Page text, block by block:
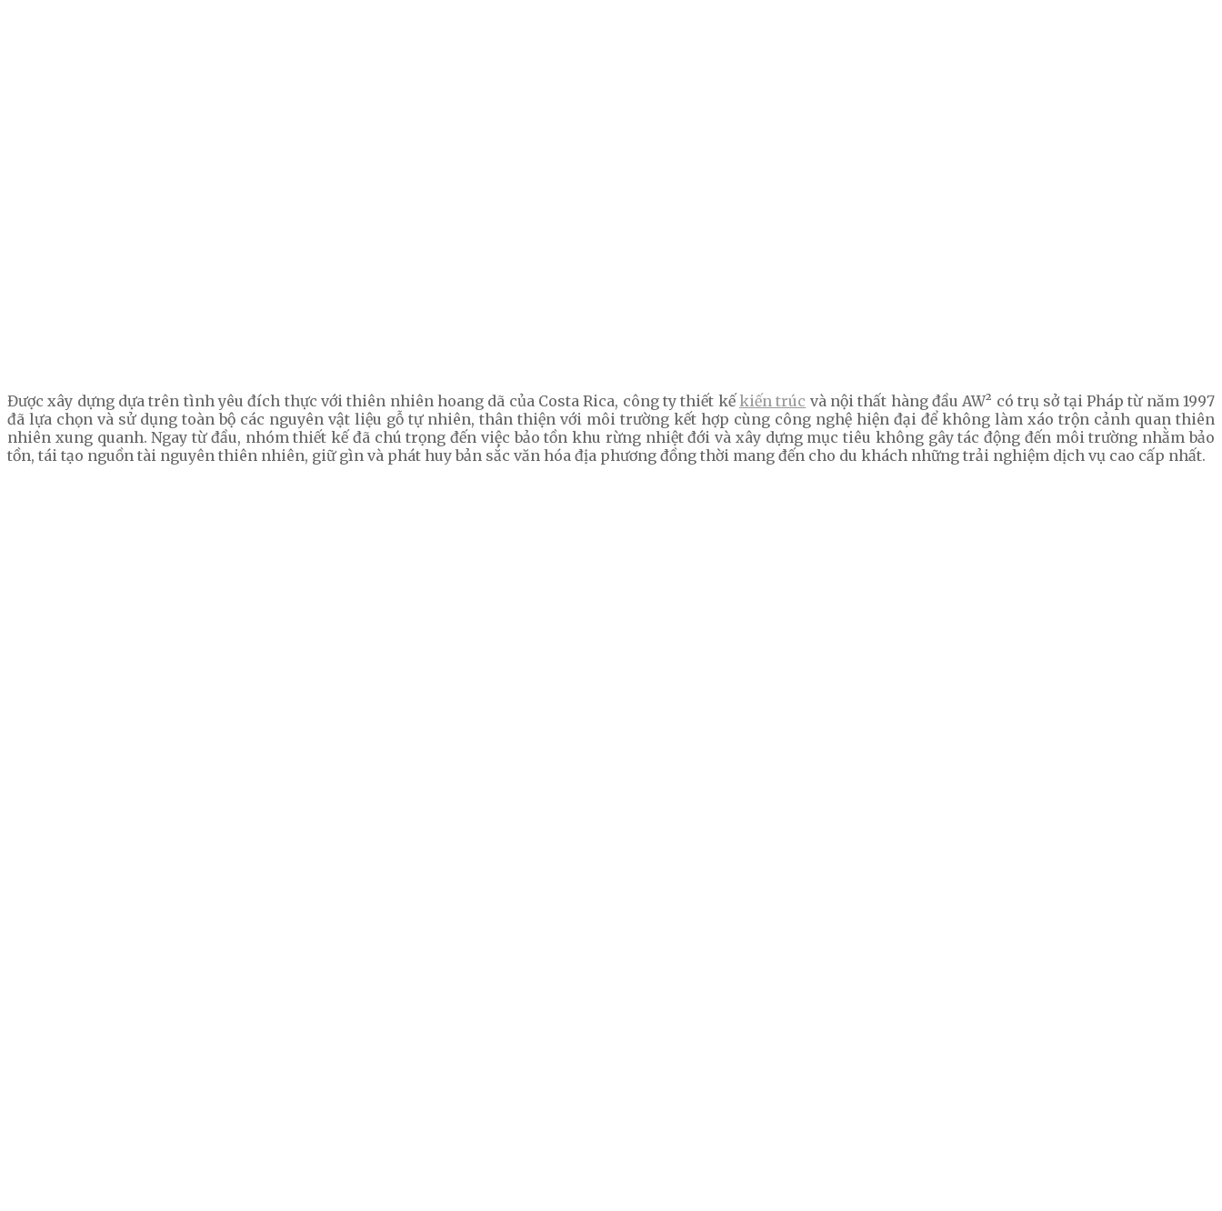
Được xây dựng dựa trên tình yêu đích thực với thiên nhiên hoang dã của Costa Rica, công ty thiết kế kiến trúc và nội thất hàng đầu AW² có trụ sở tại Pháp từ năm 1997
đã lựa chọn và sử dụng toàn bộ các nguyên vật liệu gỗ tự nhiên, thân thiện với môi trường kết hợp cùng công nghệ hiện đại để không làm xáo trộn cảnh quan thiên
nhiên xung quanh. Ngay từ đầu, nhóm thiết kế đã chú trọng đến việc bảo tồn khu rừng nhiệt đới và xây dựng mục tiêu không gây tác động đến môi trường nhằm bảo
tồn, tái tạo nguồn tài nguyên thiên nhiên, giữ gìn và phát huy bản sắc văn hóa địa phương đồng thời mang đến cho du khách những trải nghiệm dịch vụ cao cấp nhất.